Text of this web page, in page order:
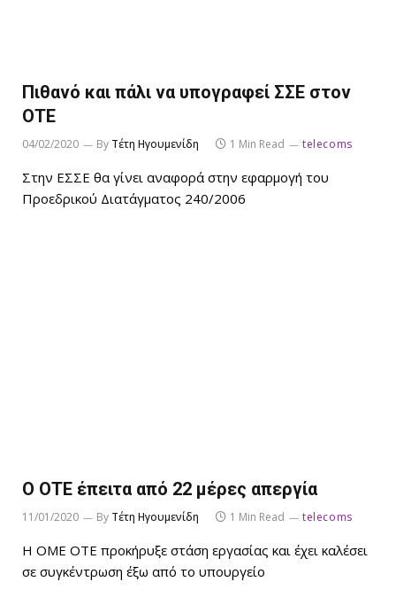
Πιθανό και πάλι να υπογραφεί ΣΣΕ στον
ΟΤΕ
04/02/2020 By Τέτη Ηγουμενίδη 1 Min Read telecoms
Στην ΕΣΣΕ θα γίνει αναφορά στην εφαρμογή του
Προεδρικού Διατάγματος 240/2006
Ο ΟΤΕ έπειτα από 22 μέρες απεργία
11/01/2020 By Τέτη Ηγουμενίδη 1 Min Read telecoms
Η ΟΜΕ ΟΤΕ προκήρυξε στάση εργασίας και έχει καλέσει
σε συγκέντρωση έξω από το υπουργείο